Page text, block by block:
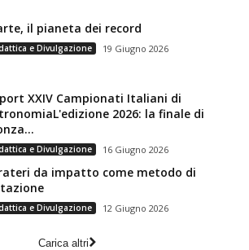
il pianeta dei record
e Divulgazione 19 Giugno 2026
XXIV Campionati Italiani di
2026: la finale di
e Divulgazione 16 Giugno 2026
da impatto come metodo di
e Divulgazione 12 Giugno 2026
Carica altri